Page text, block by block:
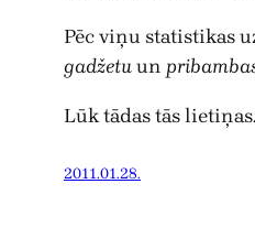
Pēc viņu statistikas
gadžetuun
Lūk tādas tās
2011.01.28.